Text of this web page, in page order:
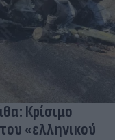
Κρίσιμο
«ελληνικού